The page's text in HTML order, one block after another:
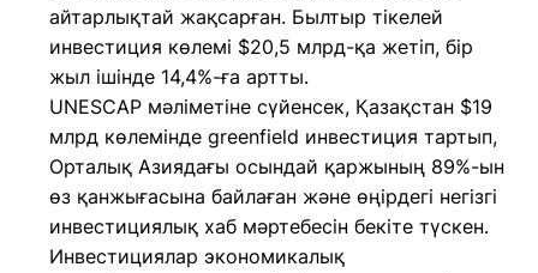
айтарлықтай жақсарған. Былтыр тікелей
инвестиция көлемі $20,5 млрд-қа жетіп, бір
жыл ішінде 14,4%-ға артты.
UNESCAP мәліметіне сүйенсек, Қазақстан $19
млрд көлемінде greenfield инвестиция тартып,
Орталық Азиядағы осындай қаржының 89%-ын
өз қанжығасына байлаған және өңірдегі негізгі
инвестициялық хаб мәртебесін бекіте түскен.
Инвестициялар экономикалық